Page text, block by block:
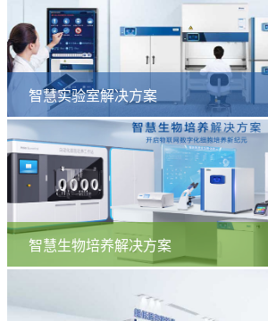
智慧实验室解决方案
智慧生物培养解决方案